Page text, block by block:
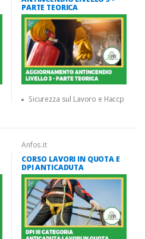
PARTE TEORICA
Sicurezza sul Lavoro e Haccp
Anfos.it
CORSO LAVORI IN QUOTA E
DPI ANTICADUTA